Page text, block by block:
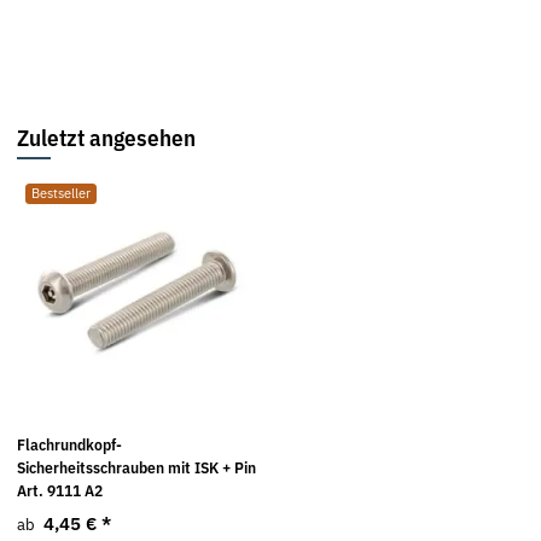
Zuletzt angesehen
Bestseller
Flachrundkopf-
Sicherheitsschrauben mit ISK + Pin
Art. 9111 A2
ab 4,45 € *